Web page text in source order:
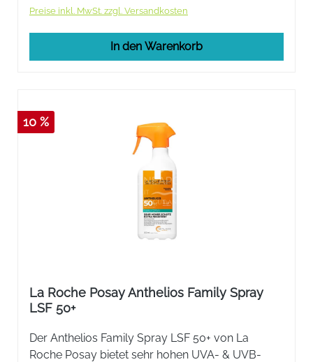
Preise inkl. MwSt. zzgl. Versandkosten
In den Warenkorb
10 %
La Roche Posay Anthelios Family Spray
LSF 50+
Der Anthelios Family Spray LSF 50+ von La
Roche Posay bietet sehr hohen UVA- & UVB-